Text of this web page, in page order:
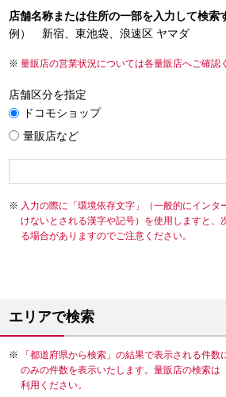
店舗名称または住所の一部を入力して検索
例） 新宿、東池袋、浪速区 ヤマダ
量販店の営業状況については各量販店へご確認
店舗区分を指定
ドコモショップ
量販店など
入力の際に「環境依存文字」（一般的にインタ
けないとされる漢字や記号）を使用しますと、
る場合がありますのでご注意ください。
エリアで検索
「都道府県から検索」の結果で表示される件
のみの件数を表示いたします。量販店の検索は
利用ください。